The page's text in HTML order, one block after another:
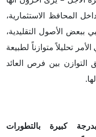
المحافظ الاستثمارية،
الأصول التقليدية،
تحليلاً متوازناً لطبيعة
بين فرص العائد
كبيرة بالتطورات